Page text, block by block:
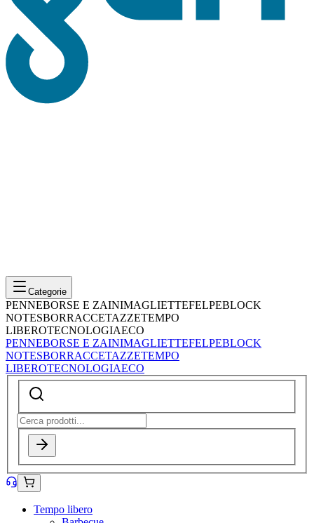
Categorie
PENNEBORSE E ZAINIMAGLIETTEFELPEBLOCK
NOTESBORRACCETAZZETEMPO
LIBEROTECNOLOGIAECO
PENNEBORSE E ZAINIMAGLIETTEFELPEBLOCK
NOTESBORRACCETAZZETEMPO
LIBEROTECNOLOGIAECO
Tempo libero